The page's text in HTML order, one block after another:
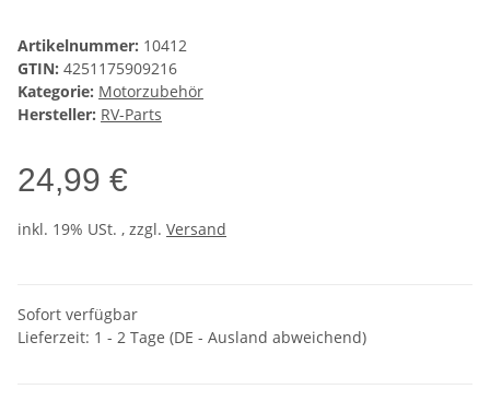
Artikelnummer: 10412
GTIN: 4251175909216
Kategorie: Motorzubehör
Hersteller: RV-Parts
24,99 €
inkl. 19% USt. , zzgl. Versand
Sofort verfügbar
Lieferzeit: 1 - 2 Tage (DE - Ausland abweichend)